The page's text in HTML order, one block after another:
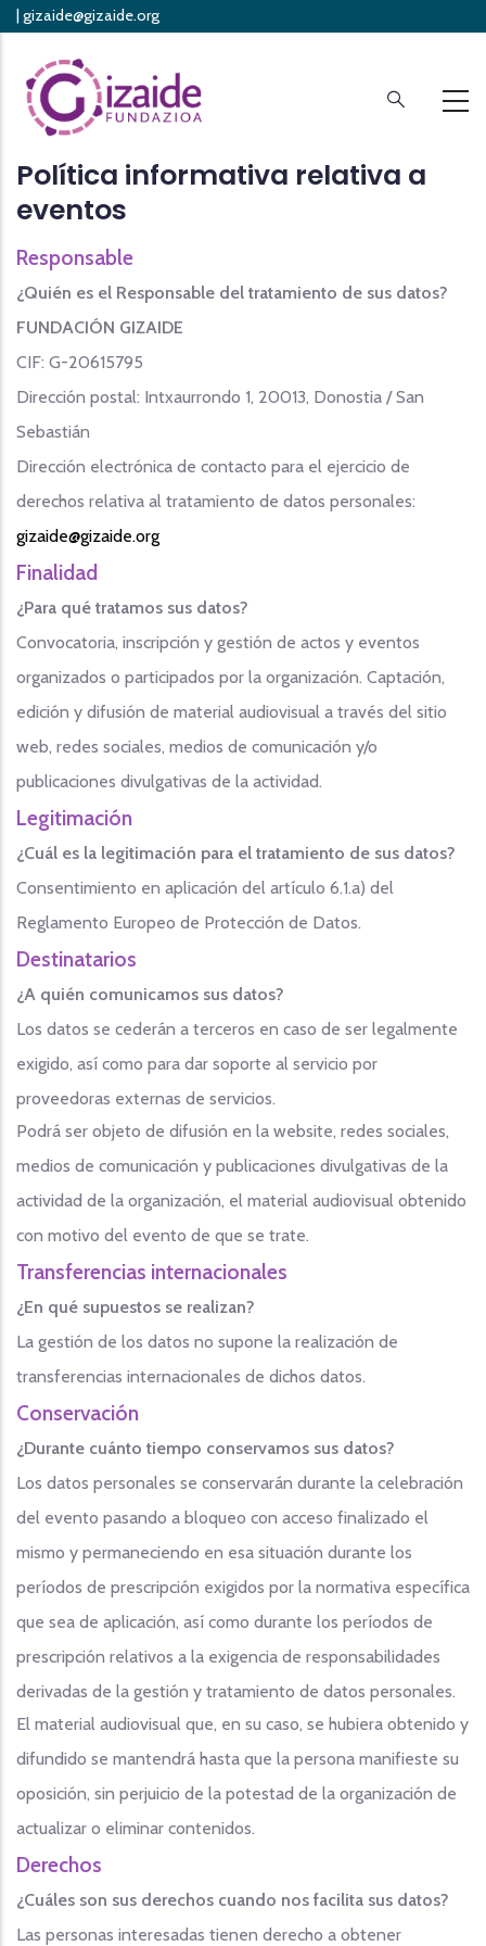
Skip
main
content
| gizaide@gizaide.org
Política informativa relativa a
eventos
Responsable
¿Quién es el Responsable del tratamiento de sus datos?
FUNDACIÓN GIZAIDE
CIF: G-20615795
Dirección postal: Intxaurrondo 1, 20013, Donostia / San
Sebastián
Dirección electrónica de contacto para el ejercicio de
derechos relativa al tratamiento de datos personales:
gizaide@gizaide.org
Finalidad
¿Para qué tratamos sus datos?
Convocatoria, inscripción y gestión de actos y eventos
organizados o participados por la organización. Captación,
edición y difusión de material audiovisual a través del sitio
web, redes sociales, medios de comunicación y/o
publicaciones divulgativas de la actividad.
Legitimación
¿Cuál es la legitimación para el tratamiento de sus datos?
Consentimiento en aplicación del artículo 6.1.a) del
Reglamento Europeo de Protección de Datos.
Destinatarios
¿A quién comunicamos sus datos?
Los datos se cederán a terceros en caso de ser legalmente
exigido, así como para dar soporte al servicio por
proveedoras externas de servicios.
Podrá ser objeto de difusión en la website, redes sociales,
medios de comunicación y publicaciones divulgativas de la
actividad de la organización, el material audiovisual obtenido
con motivo del evento de que se trate.
Transferencias internacionales
¿En qué supuestos se realizan?
La gestión de los datos no supone la realización de
transferencias internacionales de dichos datos.
Conservación
¿Durante cuánto tiempo conservamos sus datos?
Los datos personales se conservarán durante la celebración
del evento pasando a bloqueo con acceso finalizado el
mismo y permaneciendo en esa situación durante los
períodos de prescripción exigidos por la normativa específica
que sea de aplicación, así como durante los períodos de
prescripción relativos a la exigencia de responsabilidades
derivadas de la gestión y tratamiento de datos personales.
El material audiovisual que, en su caso, se hubiera obtenido y
difundido se mantendrá hasta que la persona manifieste su
oposición, sin perjuicio de la potestad de la organización de
actualizar o eliminar contenidos.
Derechos
¿Cuáles son sus derechos cuando nos facilita sus datos?
Las personas interesadas tienen derecho a obtener